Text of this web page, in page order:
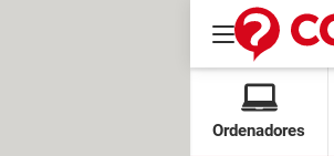
Ordenadores